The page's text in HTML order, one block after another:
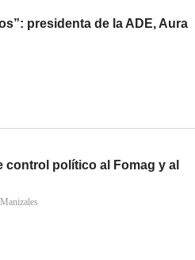
presidenta de la ADE, Aura
control político al Fomag y al
Manizales